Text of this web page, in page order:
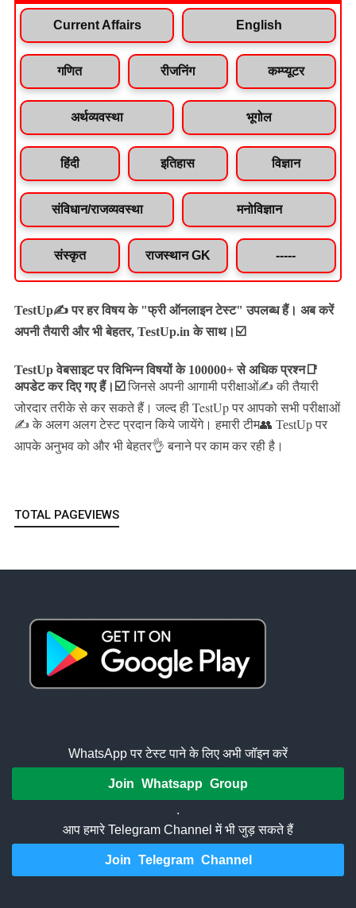
Current Affairs English
गणित रीजनिंग कम्प्यूटर
अर्थव्यवस्था भूगोल
हिंदी इतिहास विज्ञान
संविधान/राजव्यवस्था मनोविज्ञान
संस्कृत राजस्थान GK -----
TestUp✍️ पर हर विषय के "फ्री ऑनलाइन टेस्ट" उपलब्ध हैं। अब करें
अपनी तैयारी और भी बेहतर, TestUp.in के साथ।☑️
TestUp वेबसाइट पर विभिन्न विषयों के 100000+ से अधिक प्रश्न📑
अपडेट कर दिए गए हैं। ☑️ जिनसे अपनी आगामी परीक्षाओं✍️ की तैयारी
जोरदार तरीके से कर सकते हैं।जल्द ही TestUp पर आपको सभी परीक्षाओं
✍️ के अलग अलग टेस्ट प्रदान किये जायेंगे। हमारी टीम👥 TestUp पर
आपके अनुभव को और भी बेहतर👌 बनाने पर काम कर रही है।
TOTAL PAGEVIEWS
WhatsApp पर टेस्ट पाने के लिए अभी जॉइन करें
Join Whatsapp Group
.
आप हमारे Telegram Channel में भी जुड़ सकते हैं
Join Telegram Channel